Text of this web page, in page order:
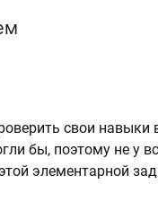
свои навыки
бы, поэтому не у
элементарной